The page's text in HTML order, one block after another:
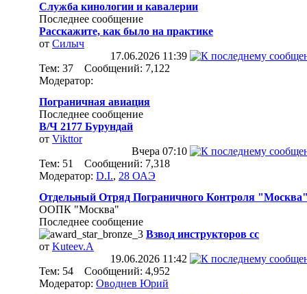
Служба кинологии и кавалерии
Последнее сообщение
Расскажите, как было на практике
от Силыч
17.06.2026 11:39
Тем: 37 Сообщений: 7,122
Модератор:
Пограничная авиация
Последнее сообщение
В/Ч 2177 Бурундай
от Vikttor
Вчера 07:10
Тем: 51 Сообщений: 7,318
Модератор: D.I., 28 ОАЭ
Отдельный Отряд Пограничного Контроля
ООПК "Москва"
Последнее сообщение
Взвод инструкторов сс
от Kuteev.A
19.06.2026 11:42
Тем: 54 Сообщений: 4,952
Модератор: Оводнев Юрий